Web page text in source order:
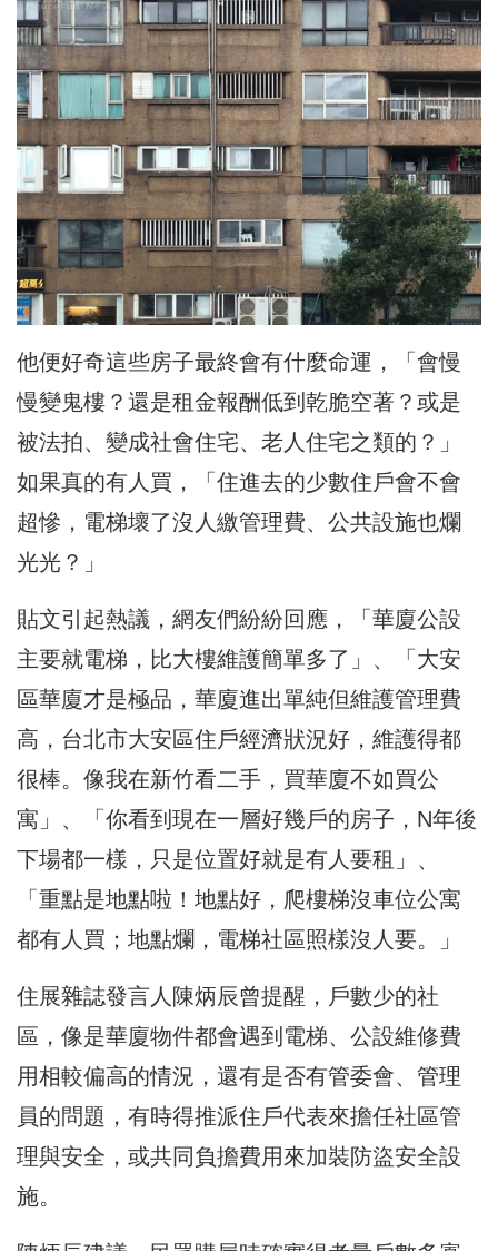
他便好奇這些房子最終會有什麼命運，「會慢
慢變鬼樓？還是租金報酬低到乾脆空著？或是
被法拍、變成社會住宅、老人住宅之類的？」
如果真的有人買，「住進去的少數住戶會不會
超慘，電梯壞了沒人繳管理費、公共設施也爛
光光？」
貼文引起熱議，網友們紛紛回應，「華廈公設
主要就電梯，比大樓維護簡單多了」、「大安
區華廈才是極品，華廈進出單純但維護管理費
高，台北市大安區住戶經濟狀況好，維護得都
很棒。像我在新竹看二手，買華廈不如買公
寓」、「你看到現在一層好幾戶的房子，N年後
下場都一樣，只是位置好就是有人要租」、
「重點是地點啦！地點好，爬樓梯沒車位公寓
都有人買；地點爛，電梯社區照樣沒人要。」
住展雜誌發言人陳炳辰曾提醒，戶數少的社
區，像是華廈物件都會遇到電梯、公設維修費
用相較偏高的情況，還有是否有管委會、管理
員的問題，有時得推派住戶代表來擔任社區管
理與安全，或共同負擔費用來加裝防盜安全設
施。